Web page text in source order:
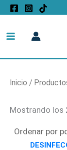
contenido
Inicio /
Mostrando los